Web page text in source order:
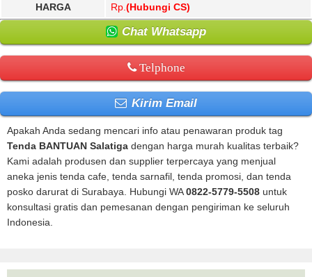
HARGA Rp. (Hubungi CS)
Chat Whatsapp
Telphone
Kirim Email
Apakah Anda sedang mencari info atau penawaran produk tag
Tenda BANTUAN Salatiga dengan harga murah kualitas terbaik?
Kami adalah produsen dan supplier terpercaya yang menjual
aneka jenis tenda cafe, tenda sarnafil, tenda promosi, dan tenda
posko darurat di Surabaya. Hubungi WA0822-5779-5508 untuk
konsultasi gratis dan pemesanan dengan pengiriman ke seluruh
Indonesia.